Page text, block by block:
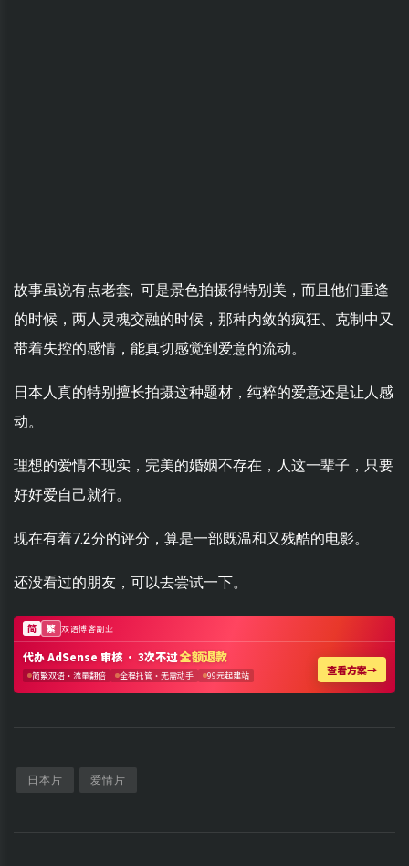
故事虽说有点老套, 可是景色拍摄得特别美，而且他们重逢
的时候，两人灵魂交融的时候，那种内敛的疯狂、克制中又
带着失控的感情，能真切感觉到爱意的流动。
日本人真的特别擅长拍摄这种题材，纯粹的爱意还是让人感
动。
理想的爱情不现实，完美的婚姻不存在，人这一辈子，只要
好好爱自己就行。
现在有着7.2分的评分，算是一部既温和又残酷的电影。
还没看过的朋友，可以去尝试一下。
日本片 爱情片